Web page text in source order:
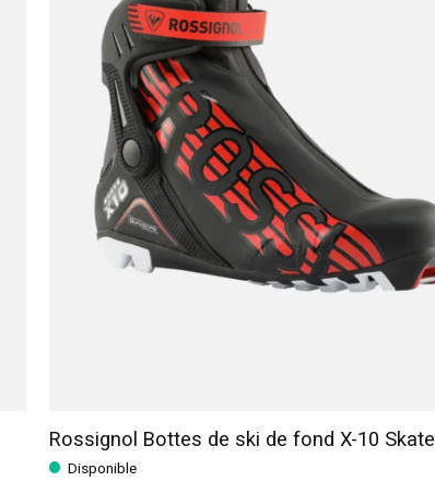
Rossignol Bottes de ski de fond X-10 Skate
Disponible